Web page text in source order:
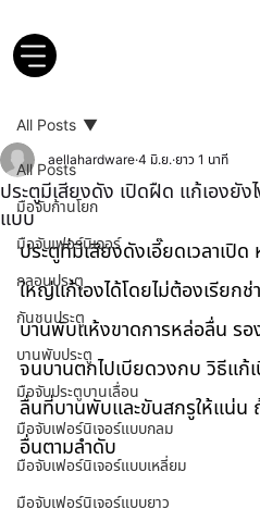
All Posts
มือจับก้านโยก
มือจับเฟอร์นิเจอร์
กลอนประตู
กันชนประตู
บานพับประตู
มือจับประตูบานเลื่อน
มือจับเฟอร์นิเจอร์แบบกลม
มือจับเฟอร์นิเจอร์แบบเหลี่ยม
มือจับเฟอร์นิเจอร์แบบยาว
All Posts
ประตูมีเสียงดัง เปิดฝืด แก้เองยัง
แบบ
aellahardware 4 มิ.ย. ยาว 1 นาที
ประตูที่มีเสียงดังเอี๊ยดเวลาเ
ใหญ่แก้เองได้โดยไม่ต้องเรียก
บานพับแห้งขาดการหล่อลื่น ร
จนบานตกไปเบียดวงกบ วิธีแ
ลื่นที่บานพับและขันสกรูให้แน่น
อื่นตามลำดับ